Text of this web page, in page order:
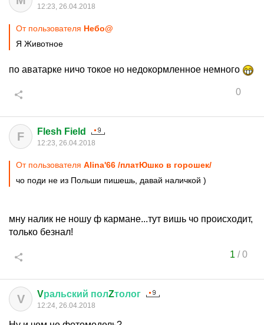
12:23, 26.04.2018
От пользователя Небо@
Я Животное
по аватарке ничо токое но недокормленное немного
0
F Flesh Field
12:23, 26.04.2018
От пользователя Alina'66 /платЮшко в горошек/
чо поди не из Польши пишешь, давай наличкой )
мну налик не ношу ф кармане...тут вишь чо происходит,
только безнал!
1 /0
V Vральский полZтолог
12:24, 26.04.2018